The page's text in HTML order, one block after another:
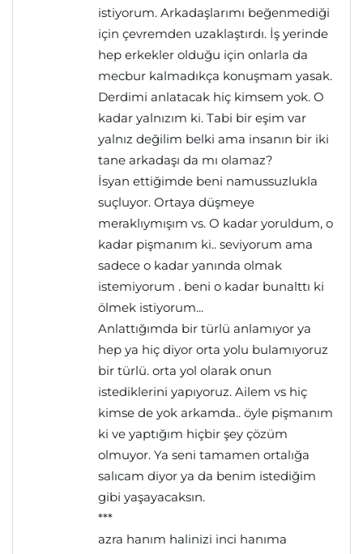
istiyorum. Arkadaşlarımı beğenmediği
için çevremden uzaklaştırdı. İş yerinde
hep erkekler olduğu için onlarla da
mecbur kalmadıkça konuşmam yasak.
Derdimi anlatacak hiç kimsem yok. O
kadar yalnızım ki. Tabi bir eşim var
yalnız değilim belki ama insanın bir iki
tane arkadaşı da mı olamaz?
İsyan ettiğimde beni namussuzlukla
suçluyor. Ortaya düşmeye
meraklıymışım vs. O kadar yoruldum, o
kadar pişmanım ki.. seviyorum ama
sadece o kadar yanında olmak
istemiyorum . beni o kadar bunalttı ki
ölmek istiyorum...
Anlattığımda bir türlü anlamıyor ya
hep ya hiç diyor orta yolu bulamıyoruz
bir türlü. orta yol olarak onun
istediklerini yapıyoruz. Ailem vs hiç
kimse de yok arkamda.. öyle pişmanım
ki ve yaptığım hiçbir şey çözüm
olmuyor. Ya seni tamamen ortalığa
salıcam diyor ya da benim istediğim
gibi yaşayacaksın.
***
azra hanım halinizi inci hanıma